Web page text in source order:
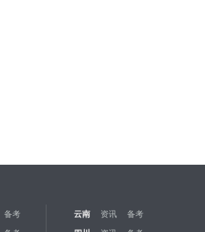
备考 云南 资讯
备考